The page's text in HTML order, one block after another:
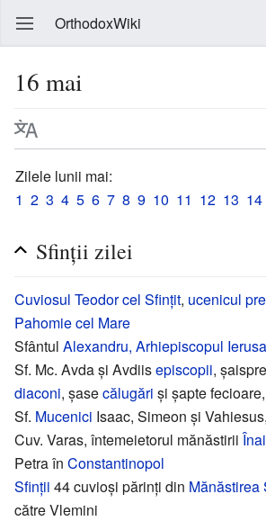
OrthodoxWiki
16 mai
Zilele lunii mai:
1 2 3 4 5 6 7 8 9 10 11 12 13 14
Sfinții zilei
Cuviosul Teodor cel Sfințit, ucenicul
Pahomie cel Mare
Sfântul Alexandru, Arhiepiscopul
Sf. Mc. Avda și Avdiisepiscopii,
diaconi, șasecălugări și șapte
Sf. Mucenici Isaac, Simeon și
Cuv. Varas, întemeietorul mănăstirii
Petra în Constantinopol
Sfinții 44 cuvioși părinți din Mănăstirea
către Vlemini